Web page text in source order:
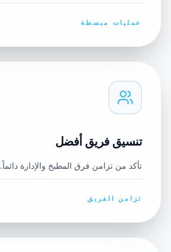
عمليات مبسطة
تنسيق فريق أفضل
تأكد من تزامن فرق المطبخ والإدارة دائماً.
تزامن الفريق